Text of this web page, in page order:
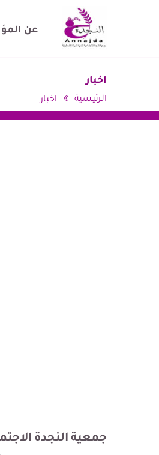
عن
اخبار
الرئيسية اخبار
جمعية النجدة